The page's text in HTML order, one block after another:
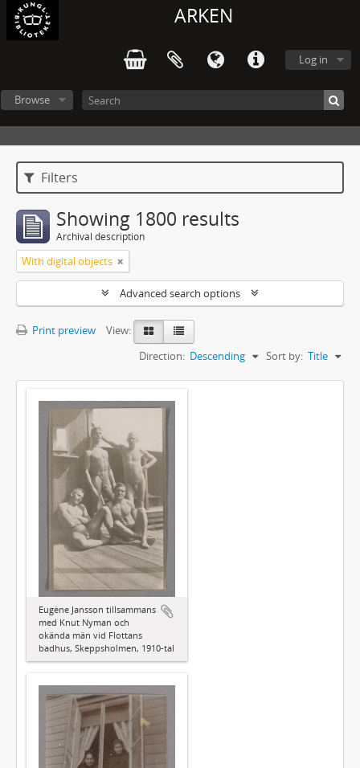
ARKEN
Log in
Browse
Filters
Showing 1800 results
Archival description
With digital objects
Advanced search options
Print preview
View:
Sort by: Title
Direction: Descending
Eugène Jansson tillsammans
med Knut Nyman och
okända män vid Flottans
badhus, Skeppsholmen, 1910-tal